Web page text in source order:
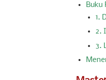
Buku
1.
2.
3.